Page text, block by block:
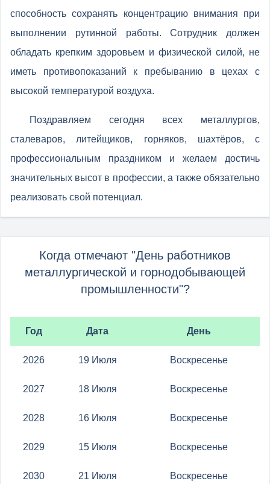
способность сохранять концентрацию внимания при
выполнении рутинной работы. Сотрудник должен
обладать крепким здоровьем и физической силой, не
иметь противопоказаний к пребыванию в цехах с
высокой температурой воздуха.
Поздравляем сегодня всех металлургов,
сталеваров, литейщиков, горняков, шахтёров, с
профессиональным праздником и желаем достичь
значительных высот в профессии, а также обязательно
реализовать свой потенциал.
Когда отмечают "День работников
металлургической и горнодобывающей
промышленности"?
Год Дата День
2026 19 Июля Воскресенье
2027 18 Июля Воскресенье
2028 16 Июля Воскресенье
2029 15 Июля Воскресенье
2030 21 Июля Воскресенье